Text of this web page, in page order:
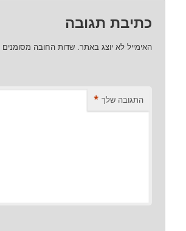
כתיבת תגובה
האימייל לא יוצג באתר. שדות החובה מסומנים
התגובה שלך *